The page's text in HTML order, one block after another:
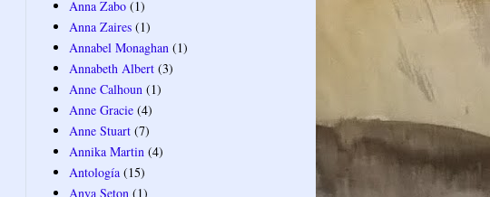
Anna Zabo (1)
Anna Zaires (1)
Annabel Monaghan (1)
Annabeth Albert (3)
Anne Calhoun (1)
Anne Gracie (4)
Anne Stuart (7)
Annika Martin (4)
Antología (15)
Anya Seton (1)